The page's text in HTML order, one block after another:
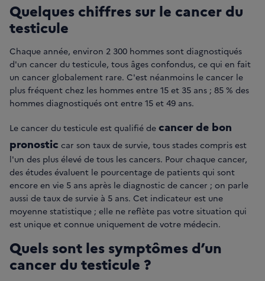
Quelques chiffres sur le cancer du
testicule
Chaque année, environ 2 300 hommes sont diagnostiqués
d'un cancer du testicule, tous âges confondus, ce qui en fait
un cancer globalement rare. C'est néanmoins le cancer le
plus fréquent chez les hommes entre 15 et 35 ans ; 85 % des
hommes diagnostiqués ont entre 15 et 49 ans.
Le cancer du testicule est qualifié de cancer de bon
pronostic car son taux de survie, tous stades compris est
l'un des plus élevé de tous les cancers. Pour chaque cancer,
des études évaluent le pourcentage de patients qui sont
encore en vie 5 ans après le diagnostic de cancer ; on parle
aussi de taux de survie à 5 ans. Cet indicateur est une
moyenne statistique ; elle ne reflète pas votre situation qui
est unique et connue uniquement de votre médecin.
Quels sont les symptômes d’un
cancer du testicule ?